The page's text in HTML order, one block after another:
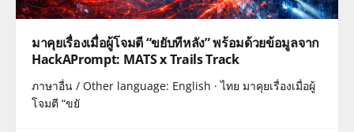
มาคุยเรื่องเมื่อผู้โจมตี “ขยับทีหลัง” พร้อมด้วยข้อมูลจาก
HackAPrompt: MATS x Trails Track
ภาษาอื่น / Other language: English · ไทย มาคุยเรื่องเมื่อผู้
โจมตี “ขยั